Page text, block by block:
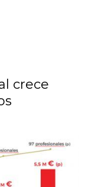
crece